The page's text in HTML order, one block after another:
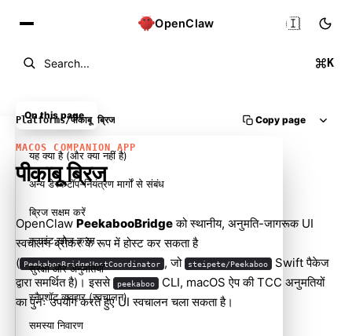
OpenClaw
Search... K
🇮🇳
Platforms/पीकाबू ब्रिज Copy page
MACOS COMPANION APP
पीकाबू ब्रिज
OpenClaw PeekabooBridgeको स्थानीय, अनुमति-जागरूक UI
स्वचालन ब्रोकर के रूप में होस्ट कर सकता है
( PeekabooBridgeHostCoordinator , जो steipete/Peekaboo
Swift पैकेज
द्वारा समर्थित है)। इससे
peekaboo CLI, macOS ऐप की TCC अनुमतियों
का पुनः उपयोग करते हुए UI स्वचालन चला सकता है।
On this page
यह क्या है (और क्या नहीं है)
अन्य डेस्कटॉप-नियंत्रण मार्गों से संबंध
ब्रिज सक्षम करें
क्लाइंट खोज क्रम
सुरक्षा और अनुमतियाँ
स्नैपशॉट व्यवहार (स्वचालन)
समस्या निवारण